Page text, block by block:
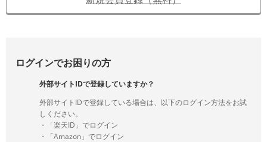
ログインでお困りの方
外部サイトIDで登録していますか？
外部サイトIDで登録している場合は、以下のログイン方法をお試
しください。
・「楽天ID」でログイン
・「Amazon」でログイン